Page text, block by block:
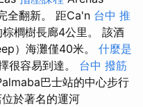
全翻新。 距Ca'n 台中 推
櫚樹長廊4公里。 該酒
）海灘僅40米。 什麼是
很容易到達。 台中 撥筋
巴士站的中心步行
於著名的運河